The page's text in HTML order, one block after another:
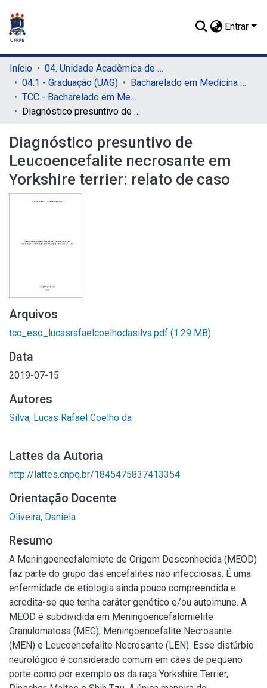
Entrar
Início
04. Unidade Acadêmica de Garanhuns (UAG)
04.1 - Graduação (UAG)
Bacharelado em Medicina Veterinária (UAG)
TCC - Bacharelado em Medicina Veterinária (UAG)
Diagnóstico presuntivo de Leucoencefalite necrosante em Yorkshire terrier: relato de caso
Diagnóstico presuntivo de
Leucoencefalite necrosante em
Yorkshire terrier: relato de caso
Arquivos
tcc_eso_lucasrafaelcoelhodasilva.pdf (1.29 MB)
Data
2019-07-15
Autores
Silva, Lucas Rafael Coelho da
Lattes da Autoria
http://lattes.cnpq.br/1845475837413354
Orientação Docente
Oliveira, Daniela
Resumo
A Meningoencefalomiete de Origem Desconhecida (MEOD)
faz parte do grupo das encefalites não infecciosas. É uma
enfermidade de etiologia ainda pouco compreendida e
acredita-se que tenha caráter genético e/ou autoimune. A
MEOD é subdividida em Meningoencefalomielite
Granulomatosa (MEG), Meningoencefalite Necrosante
(MEN) e Leucoencefalite Necrosante (LEN). Esse distúrbio
neurológico é considerado comum em cães de pequeno
porte como por exemplo os da raça Yorkshire Terrier,